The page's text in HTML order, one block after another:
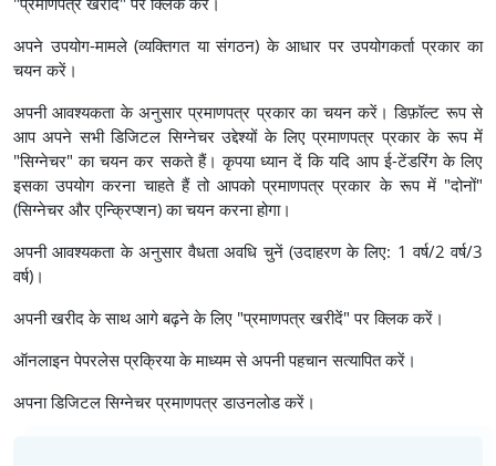
अपने उपयोग-मामले (व्यक्तिगत या संगठन) के आधार पर उपयोगकर्ता प्रकार का
चयन करें।
अपनी आवश्यकता के अनुसार प्रमाणपत्र प्रकार का चयन करें। डिफ़ॉल्ट रूप से
आप अपने सभी डिजिटल सिग्नेचर उद्देश्यों के लिए प्रमाणपत्र प्रकार के रूप में
"सिग्नेचर" का चयन कर सकते हैं। कृपया ध्यान दें कि यदि आप ई-टेंडरिंग के लिए
इसका उपयोग करना चाहते हैं तो आपको प्रमाणपत्र प्रकार के रूप में "दोनों"
(सिग्नेचर और एन्क्रिप्शन) का चयन करना होगा।
अपनी आवश्यकता के अनुसार वैधता अवधि चुनें (उदाहरण के लिए: 1 वर्ष/2 वर्ष/3
वर्ष)।
अपनी खरीद के साथ आगे बढ़ने के लिए "प्रमाणपत्र खरीदें" पर क्लिक करें।
ऑनलाइन पेपरलेस प्रक्रिया के माध्यम से अपनी पहचान सत्यापित करें।
अपना डिजिटल सिग्नेचर प्रमाणपत्र डाउनलोड करें।